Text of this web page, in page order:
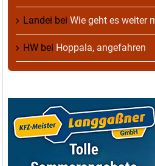
Landei bei Wie geht es weiter
HW bei Hoppala, angefahren